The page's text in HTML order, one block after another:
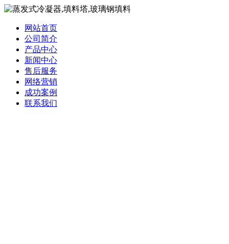
网站首页
公司简介
产品中心
新闻中心
售后服务
网络营销
成功案例
联系我们